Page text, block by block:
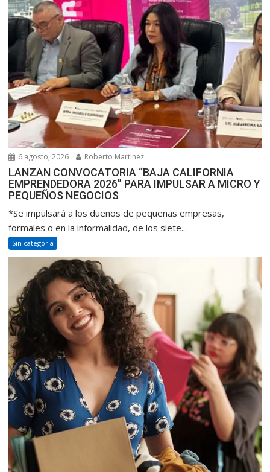
6 agosto, 2026 Roberto Martinez
LANZAN CONVOCATORIA “BAJA CALIFORNIA
EMPRENDEDORA 2026” PARA IMPULSAR A MICRO Y
PEQUEÑOS NEGOCIOS
*Se impulsará a los dueños de pequeñas empresas,
formales o en la informalidad, de los siete...
Sin categoría